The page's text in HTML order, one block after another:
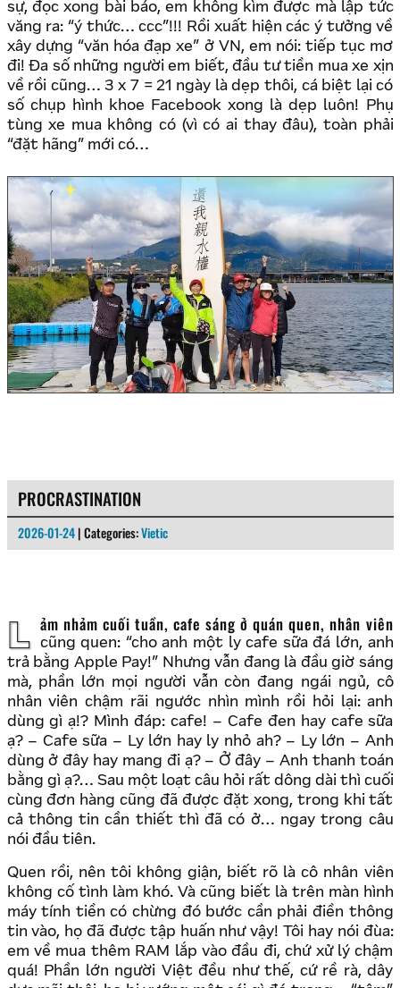
sự, đọc xong bài báo, em không kìm được mà lập tức
văng ra: “ý thức… ccc”!!! Rồi xuất hiện các ý tưởng về
xây dựng “văn hóa đạp xe” ở VN, em nói: tiếp tục mơ
đi! Đa số những người em biết, đầu tư tiền mua xe xịn
về rồi cũng… 3 x 7 = 21 ngày là dẹp thôi, cá biệt lại có
số chụp hình khoe Facebook xong là dẹp luôn! Phụ
tùng xe mua không có (vì có ai thay đâu), toàn phải
“đặt hãng” mới có…
PROCRASTINATION
2026-01-24 | Categories:Vietic
Lảm nhảm cuối tuần, cafe sáng ở quán quen, nhân viên
cũng quen: “cho anh một ly cafe sữa đá lớn, anh
trả bằng Apple Pay!” Nhưng vẫn đang là đầu giờ sáng
mà, phần lớn mọi người vẫn còn đang ngái ngủ, cô
nhân viên chậm rãi ngước nhìn mình rồi hỏi lại: anh
dùng gì ạ!? Mình đáp: cafe! – Cafe đen hay cafe sữa
ạ? – Cafe sữa – Ly lớn hay ly nhỏ ah? – Ly lớn – Anh
dùng ở đây hay mang đi ạ? – Ở đây – Anh thanh toán
bằng gì ạ?… Sau một loạt câu hỏi rất dông dài thì cuối
cùng đơn hàng cũng đã được đặt xong, trong khi tất
cả thông tin cần thiết thì đã có ở… ngay trong câu
nói đầu tiên.
Quen rồi, nên tôi không giận, biết rõ là cô nhân viên
không cố tình làm khó. Và cũng biết là trên màn hình
máy tính tiền có chừng đó bước cần phải điền thông
tin vào, họ đã được tập huấn như vậy! Tôi hay nói đùa:
em về mua thêm RAM lắp vào đầu đi, chứ xử lý chậm
quá! Phần lớn người Việt đều như thế, cứ rề rà, dây